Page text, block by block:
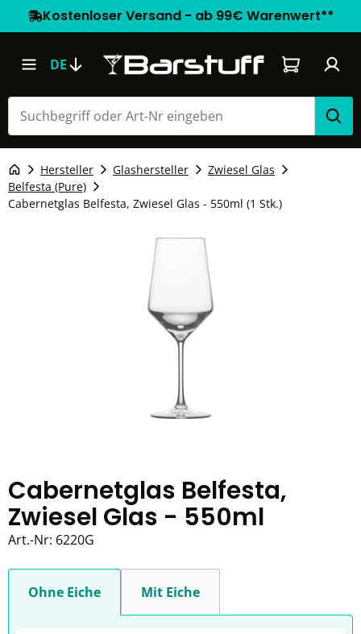
Kostenloser Versand - ab 99€ Warenwert**
DE Warenkorb
Hersteller Glashersteller
Zwiesel Glas
Belfesta (Pure)
Cabernetglas Belfesta, Zwiesel Glas - 550ml (1 Stk.)
Cabernetglas Belfesta,
Zwiesel Glas - 550ml
Art.-Nr: 6220G
Ohne Eiche Mit Eiche